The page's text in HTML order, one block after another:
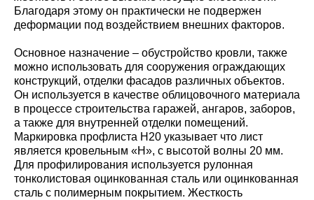
Благодаря этому он практически не подвержен
деформации под воздействием внешних факторов.
Основное назначение – обустройство кровли, также
можно использовать для сооружения ограждающих
конструкций, отделки фасадов различных объектов.
Он используется в качестве облицовочного материала
в процессе строительства гаражей, ангаров, заборов,
а также для внутренней отделки помещений.
Маркировка профлиста Н20 указывает что лист
является кровельным «Н», с высотой волны 20 мм.
Для профилирования используется рулонная
тонколистовая оцинкованная сталь или оцинкованная
сталь с полимерным покрытием. Жесткость